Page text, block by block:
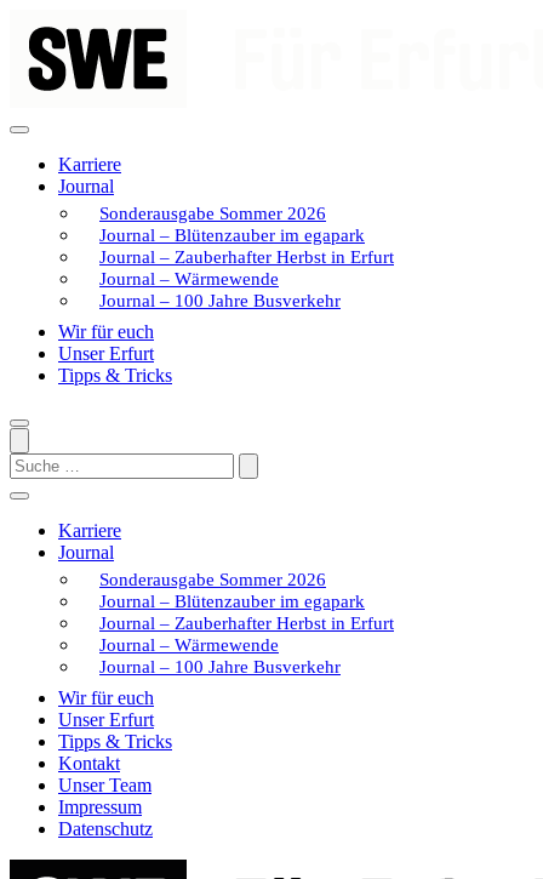
Inhalt
springen
Karriere
Journal
Sonderausgabe Sommer 2026
Journal – Blütenzauber im egapark
Journal – Zauberhafter Herbst in Erfurt
Journal – Wärmewende
Journal – 100 Jahre Busverkehr
Wir für euch
Unser Erfurt
Tipps & Tricks
Search
Karriere
Journal
Sonderausgabe Sommer 2026
Journal – Blütenzauber im egapark
Journal – Zauberhafter Herbst in Erfurt
Journal – Wärmewende
Journal – 100 Jahre Busverkehr
Wir für euch
Unser Erfurt
Tipps & Tricks
Kontakt
Unser Team
Impressum
Datenschutz